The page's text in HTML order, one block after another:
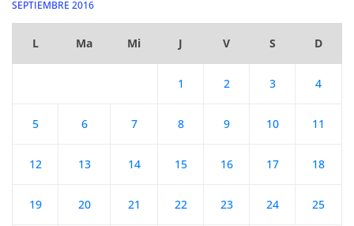
SEPTIEMBRE 2016
L Ma Mi J V S D
1 2 3 4
5 6 7 8 9 10 11
12 13 14 15 16 17 18
19 20 21 22 23 24 25